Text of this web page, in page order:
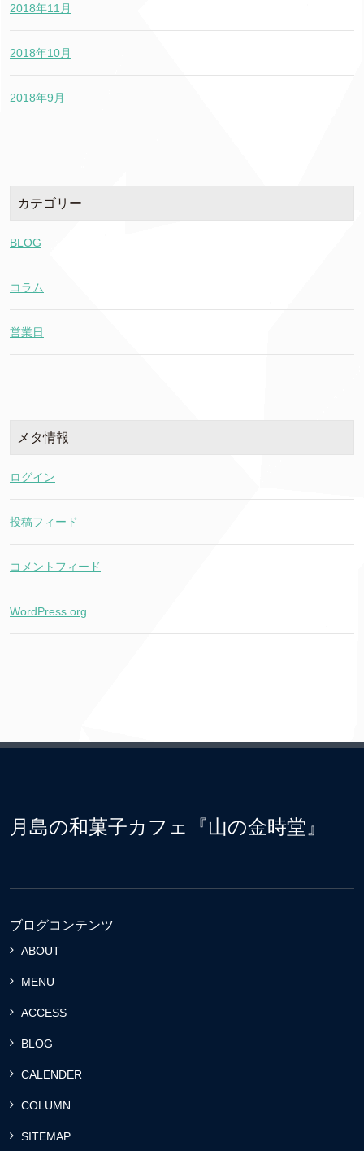
2018年11月
2018年10月
2018年9月
カテゴリー
BLOG
コラム
営業日
メタ情報
ログイン
投稿フィード
コメントフィード
WordPress.org
月島の和菓子カフェ『山の金時堂』
ブログコンテンツ
ABOUT
MENU
ACCESS
BLOG
CALENDER
COLUMN
SITEMAP